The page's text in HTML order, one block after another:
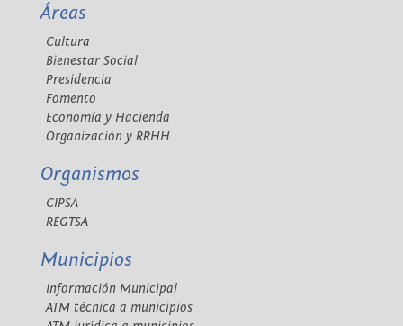
Áreas
Cultura
Bienestar Social
Presidencia
Fomento
Economía y Hacienda
Organización y RRHH
Organismos
CIPSA
REGTSA
Municipios
Información Municipal
ATM técnica a municipios